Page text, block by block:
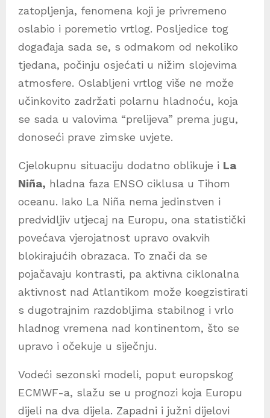
zatopljenja, fenomena koji je privremeno
oslabio i poremetio vrtlog. Posljedice tog
događaja sada se, s odmakom od nekoliko
tjedana, počinju osjećati u nižim slojevima
atmosfere. Oslabljeni vrtlog više ne može
učinkovito zadržati polarnu hladnoću, koja
se sada u valovima “prelijeva” prema jugu,
donoseći prave zimske uvjete.
Cjelokupnu situaciju dodatno oblikuje i La
Niña, hladna faza ENSO ciklusa u Tihom
oceanu. Iako La Niña nema jedinstven i
predvidljiv utjecaj na Europu, ona statistički
povećava vjerojatnost upravo ovakvih
blokirajućih obrazaca. To znači da se
pojačavaju kontrasti, pa aktivna ciklonalna
aktivnost nad Atlantikom može koegzistirati
s dugotrajnim razdobljima stabilnog i vrlo
hladnog vremena nad kontinentom, što se
upravo i očekuje u siječnju.
Vodeći sezonski modeli, poput europskog
ECMWF-a, slažu se u prognozi koja Europu
dijeli na dva dijela. Zapadni i južni dijelovi